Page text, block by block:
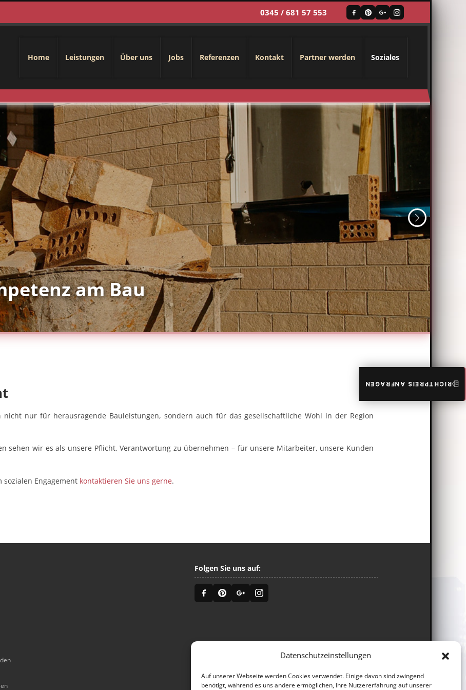
Datenschutzeinstellungen
Auf unserer Webseite werden Cookies verwendet. Einige davon sind zwingend
benötigt, während es uns andere ermöglichen, Ihre Nutzererfahrung auf unserer
0345 / 681 57 553
Home Leistungen Über uns Jobs Referenzen Kontakt Partner werden Soziales
am Bau
Weiter
nicht nur für herausragende Bauleistungen, sondern auch für das gesellschaftliche Wohl in der Region
sehen wir es als unsere Pflicht, Verantwortung zu übernehmen – für unsere Mitarbeiter, unsere Kunden
Engagement kontaktieren Sie uns gerne.
Folgen Sie uns auf:
RICHTPREIS ANFRAGEN